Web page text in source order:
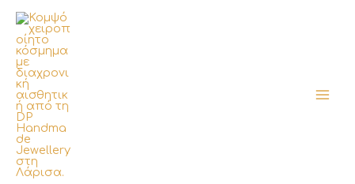
Μετάβαση
στο
περιεχόμενο